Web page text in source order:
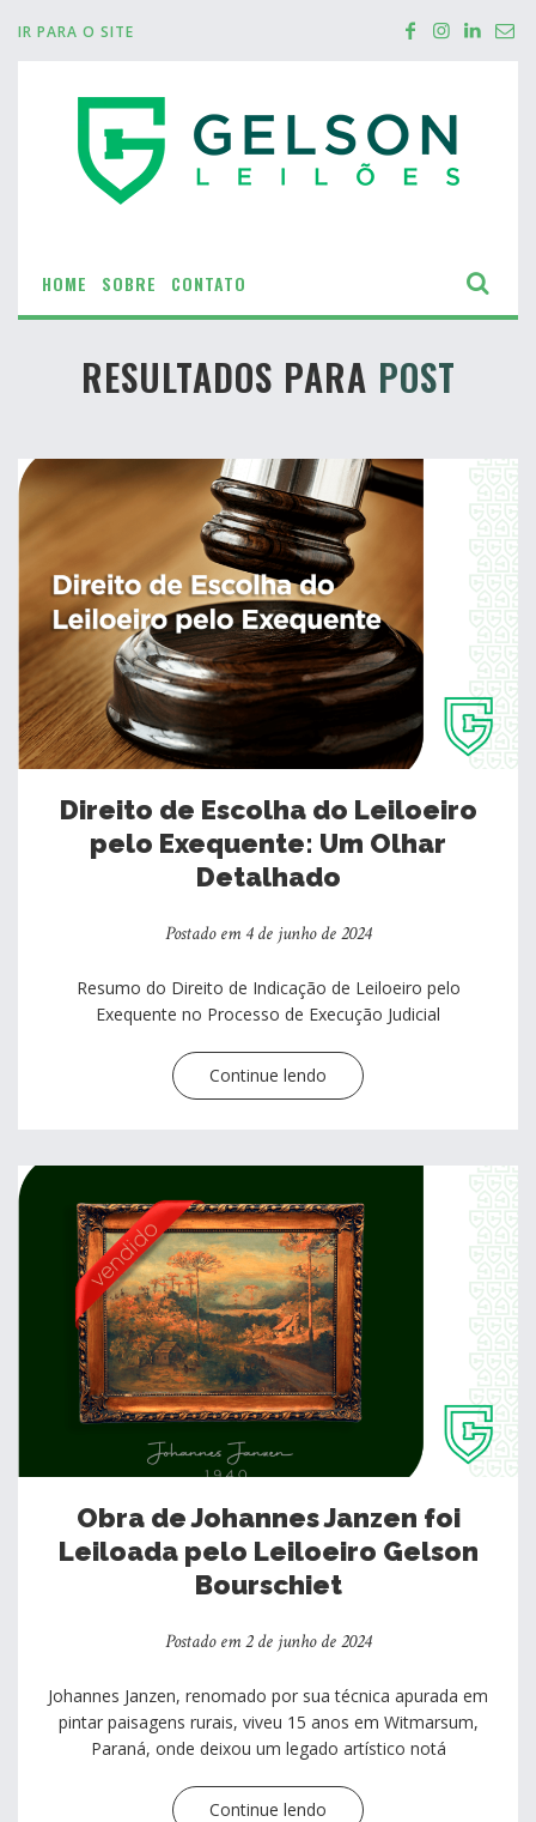
IR PARA O SITE
HOME SOBRE CONTATO
RESULTADOS PARA POST
Direito de Escolha do Leiloeiro
pelo Exequente: Um Olhar
Detalhado
Postado em 4 de junho de 2024
Resumo do Direito de Indicação de Leiloeiro pelo
Exequente no Processo de Execução Judicial
Continue lendo
Obra de Johannes Janzen foi
Leiloada pelo Leiloeiro Gelson
Bourschiet
Postado em 2 de junho de 2024
Johannes Janzen, renomado por sua técnica apurada em
pintar paisagens rurais, viveu 15 anos em Witmarsum,
Paraná, onde deixou um legado artístico notá
Continue lendo